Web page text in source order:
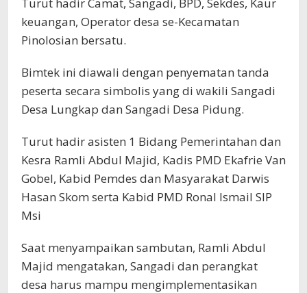
keuangan, Operator desa se-Kecamatan
Pinolosian bersatu.
Bimtek ini diawali dengan penyematan tanda
peserta secara simbolis yang di wakili Sangadi
Desa Lungkap dan Sangadi Desa Pidung.
Turut hadir asisten 1 Bidang Pemerintahan dan
Kesra Ramli Abdul Majid, Kadis PMD Ekafrie Van
Gobel, Kabid Pemdes dan Masyarakat Darwis
Hasan Skom serta Kabid PMD Ronal Ismail SIP
Msi
Saat menyampaikan sambutan, Ramli Abdul
Majid mengatakan, Sangadi dan perangkat
desa harus mampu mengimplementasikan